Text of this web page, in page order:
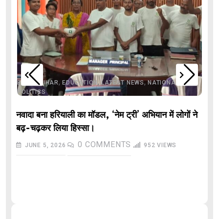
BIHAR,BIHAR, EDUCATION ,LATEST NEWS,NATIONAL
POLITICS
नवादा बना हरियाली का मॉडल, ‘नेम ट्री’ अभियान में लोगों ने
बढ़-चढ़कर लिया हिस्सा।
JUNE 5, 2026 0 COMMENTS 952 VIEWS